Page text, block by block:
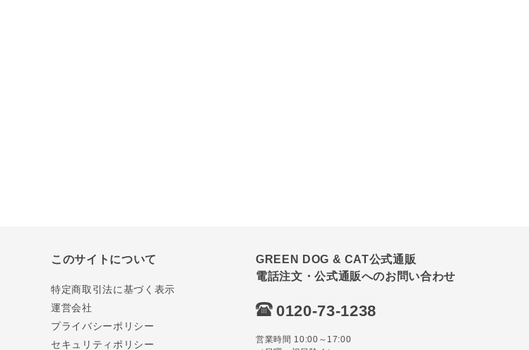
このサイトについて
特定商取引法に基づく表示
運営会社
プライバシーポリシー
セキュリティポリシー
GREEN DOG & CAT公式通販
電話注文・公式通販へのお問い合わせ
0120-73-1238
営業時間 10:00～17:00